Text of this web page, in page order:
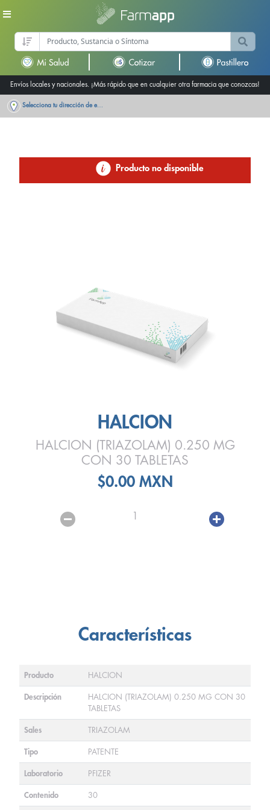
Envíos locales y nacionales. ¡Más rápido que en cualquier otra farmacia que conozcas!
Selecciona tu dirección de entrega
Producto no disponible
HALCION
HALCION (TRIAZOLAM) 0.250 MG
CON 30 TABLETAS
$0.00 MXN
1
Características
Producto HALCION
Descripción
HALCION (TRIAZOLAM) 0.250 MG CON 30
TABLETAS
Sales TRIAZOLAM
Tipo PATENTE
Laboratorio PFIZER
Contenido 30